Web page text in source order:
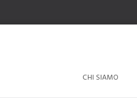
CHI SIAMO